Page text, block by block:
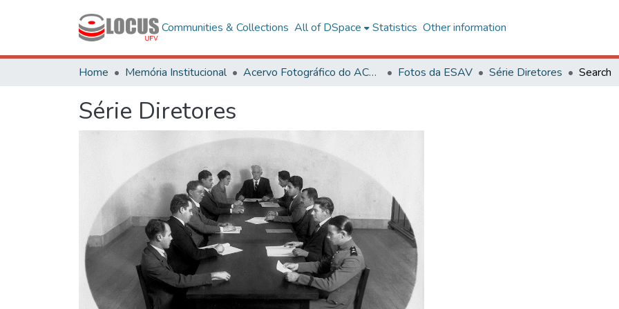
Communities & Collections All of DSpace Statistics Other information
Home Memória Institucional Acervo Fotográfico do ACH-UFV Fotos da ESAV Série Diretores Search
Série Diretores